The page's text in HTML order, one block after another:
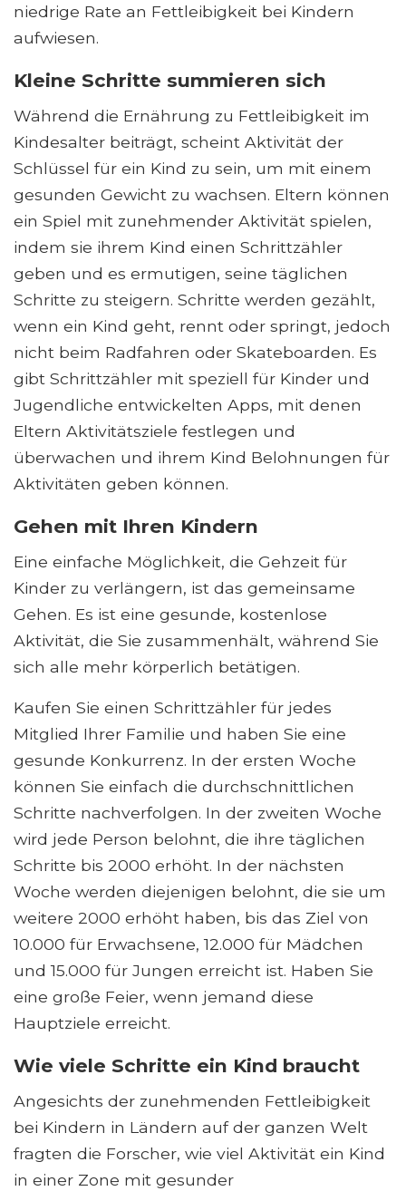
niedrige Rate an Fettleibigkeit bei Kindern
aufwiesen.
Kleine Schritte summieren sich
Während die Ernährung zu Fettleibigkeit im
Kindesalter beiträgt, scheint Aktivität der
Schlüssel für ein Kind zu sein, um mit einem
gesunden Gewicht zu wachsen. Eltern können
ein Spiel mit zunehmender Aktivität spielen,
indem sie ihrem Kind einen Schrittzähler
geben und es ermutigen, seine täglichen
Schritte zu steigern. Schritte werden gezählt,
wenn ein Kind geht, rennt oder springt, jedoch
nicht beim Radfahren oder Skateboarden. Es
gibt Schrittzähler mit speziell für Kinder und
Jugendliche entwickelten Apps, mit denen
Eltern Aktivitätsziele festlegen und
überwachen und ihrem Kind Belohnungen für
Aktivitäten geben können.
Gehen mit Ihren Kindern
Eine einfache Möglichkeit, die Gehzeit für
Kinder zu verlängern, ist das gemeinsame
Gehen. Es ist eine gesunde, kostenlose
Aktivität, die Sie zusammenhält, während Sie
sich alle mehr körperlich betätigen.
Kaufen Sie einen Schrittzähler für jedes
Mitglied Ihrer Familie und haben Sie eine
gesunde Konkurrenz. In der ersten Woche
können Sie einfach die durchschnittlichen
Schritte nachverfolgen. In der zweiten Woche
wird jede Person belohnt, die ihre täglichen
Schritte bis 2000 erhöht. In der nächsten
Woche werden diejenigen belohnt, die sie um
weitere 2000 erhöht haben, bis das Ziel von
10.000 für Erwachsene, 12.000 für Mädchen
und 15.000 für Jungen erreicht ist. Haben Sie
eine große Feier, wenn jemand diese
Hauptziele erreicht.
Wie viele Schritte ein Kind braucht
Angesichts der zunehmenden Fettleibigkeit
bei Kindern in Ländern auf der ganzen Welt
fragten die Forscher, wie viel Aktivität ein Kind
in einer Zone mit gesunder